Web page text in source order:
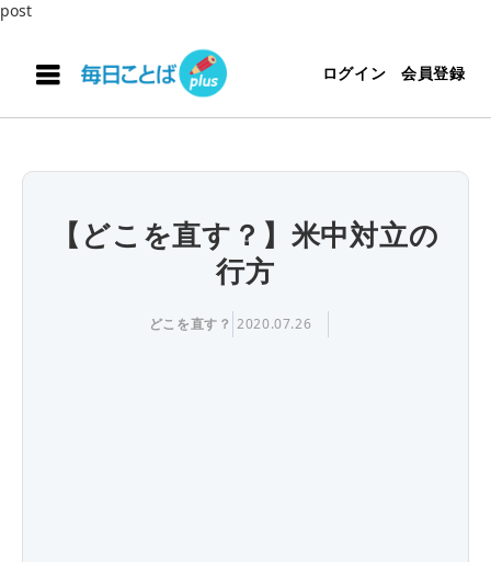
post
ログイン 会員登録
【どこを直す？】米中対立の
行方
どこを直す？ 2020.07.26